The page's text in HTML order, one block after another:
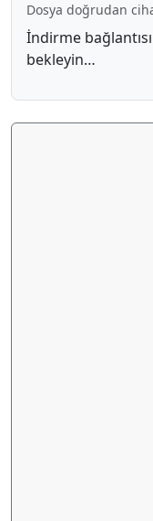
Dosya doğrudan
İndirme
bekleyin…